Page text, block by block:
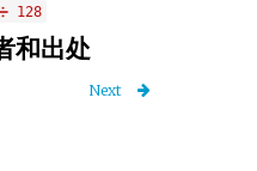
128
和出处
Next